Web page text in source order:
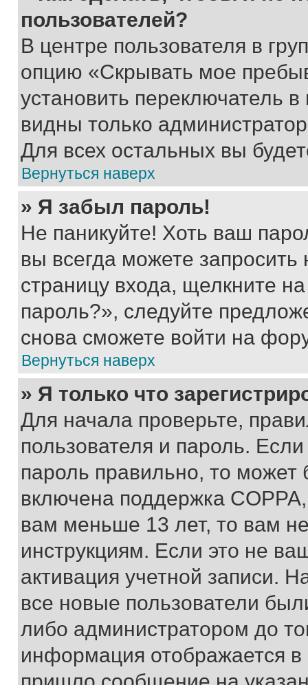
пользователей?
В центре пользователя в
опцию «Скрывать мое
установить переключатель
видны только
Для всех остальных вы
Вернуться наверх
» Я забыл пароль!
Не паникуйте! Хоть ваш
вы всегда можете
страницу входа, щелкните
пароль?», следуйте
снова сможете войти на
Вернуться наверх
» Я только что
Для начала проверьте,
пользователя и пароль.
пароль правильно, то может
включена поддержка
вам меньше 13 лет, то вам
инструкциям. Если это не
активация учетной записи.
все новые пользователи
либо администратором до
информация отображается